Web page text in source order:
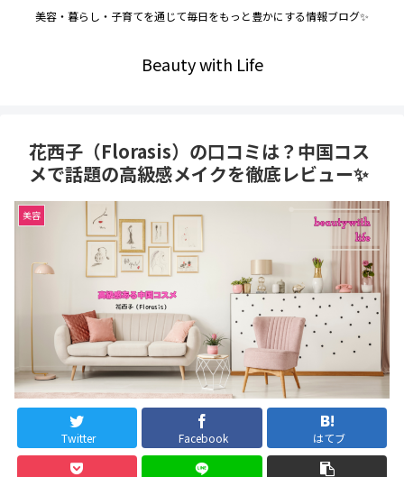
美容・暮らし・子育てを通じて毎日をもっと豊かにする情報ブログ✨
Beauty with Life
花西子（Florasis）の口コミは？中国コス
メで話題の高級感メイクを徹底レビュー✨
美容
Twitter Facebook はてブ